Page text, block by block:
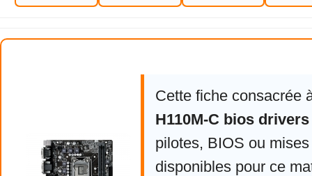
Asus H110M-C bios drivers
Cette fiche consacrée
H110M-C bios drivers
pilotes, BIOS ou
disponibles pour ce